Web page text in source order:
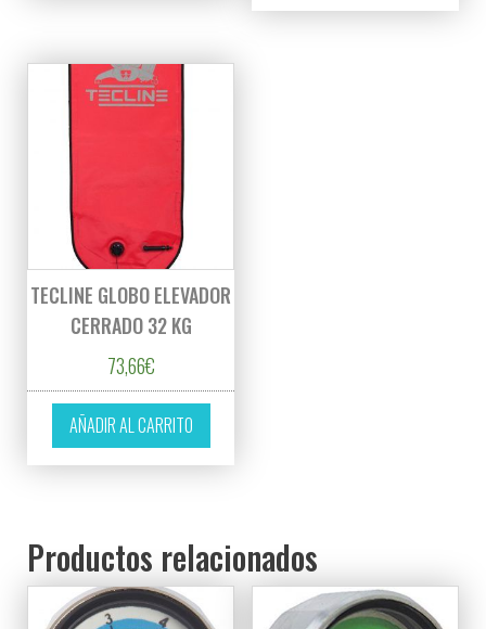
TECLINE GLOBO ELEVADOR
CERRADO 32 KG
73,66€
AÑADIR AL CARRITO
Productos relacionados